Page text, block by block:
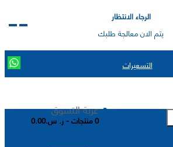
الرجاء الانتظار
يتم الان معالجة طلبك
التسعيرات
عربة التسوق
0 منتجات - ر. س.0.00